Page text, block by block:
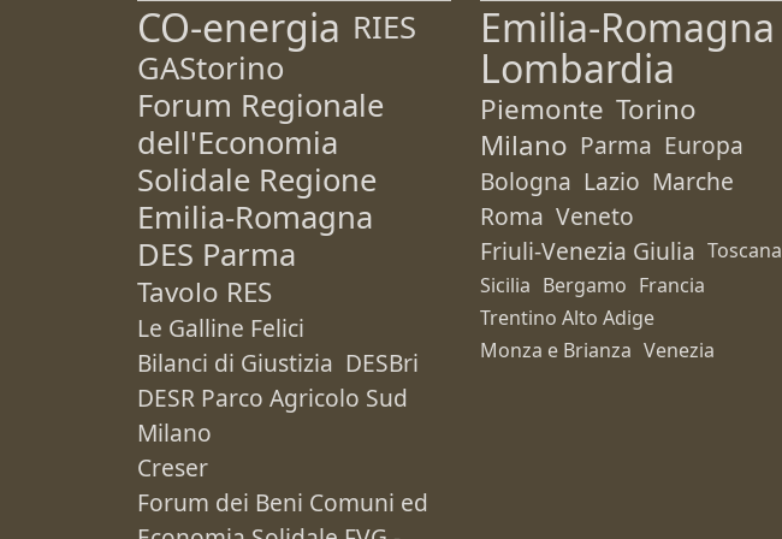
CO-energia RIES
GAStorino
Forum Regionale
dell'Economia
Solidale Regione
Emilia-Romagna
DES Parma
Tavolo RES
Le Galline Felici
Bilanci di Giustizia DESBri
DESR Parco Agricolo Sud
Milano
Creser
Forum dei Beni Comuni ed
Emilia-Romagna
Lombardia
Piemonte Torino
Milano Parma Europa
Bologna Lazio Marche
Roma Veneto
Friuli-Venezia Giulia Toscana
Sicilia Bergamo Francia
Trentino Alto Adige
Monza e Brianza Venezia